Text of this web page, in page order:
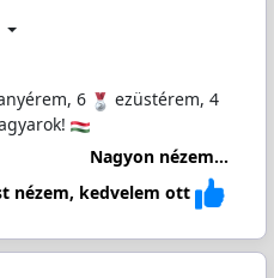
6
ezüstérem, 4
Nagyon nézem...
nézem, kedvelem ott